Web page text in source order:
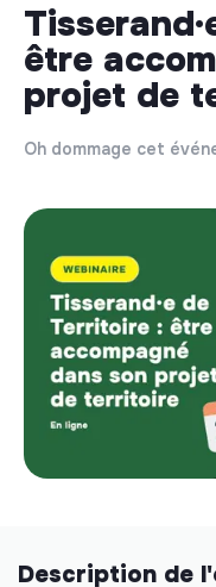
être
projet de
Oh dommage cet
Description de